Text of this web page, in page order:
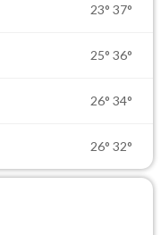
23° 37°
25° 36°
26° 34°
26° 32°